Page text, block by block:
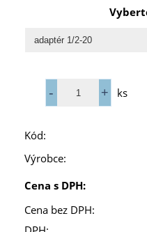
ks
Kód:
Výrobce:
Cena s DPH:
Cena bez DPH: